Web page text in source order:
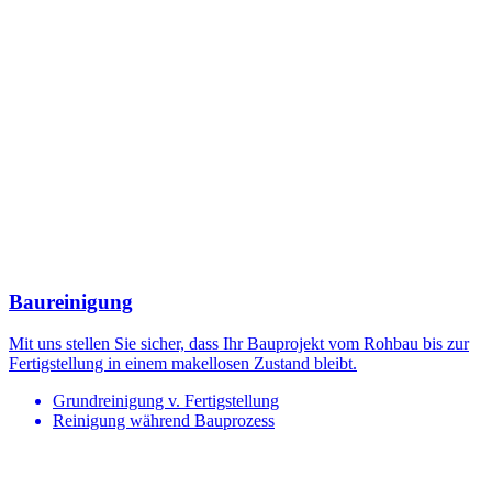
Baureinigung
Mit uns stellen Sie sicher, dass Ihr Bauprojekt vom Rohbau bis zur
Fertigstellung in einem makellosen Zustand bleibt.
Grundreinigung v. Fertigstellung
Reinigung während Bauprozess